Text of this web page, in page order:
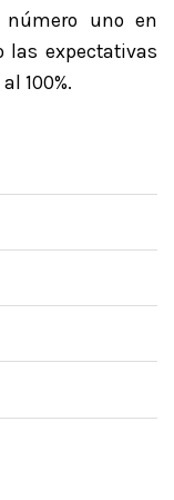
número uno en
las expectativas
100%.